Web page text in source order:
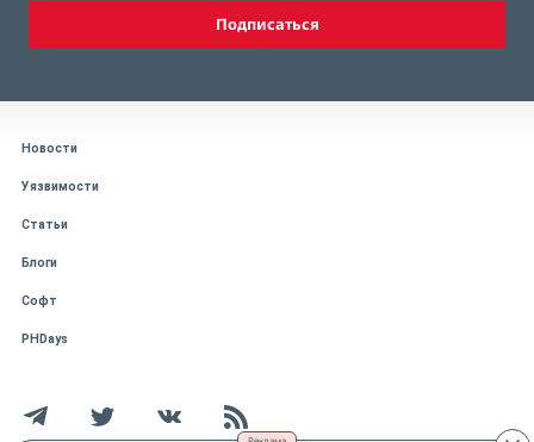
Подписаться
Новости
Уязвимости
Статьи
Блоги
Софт
PHDays